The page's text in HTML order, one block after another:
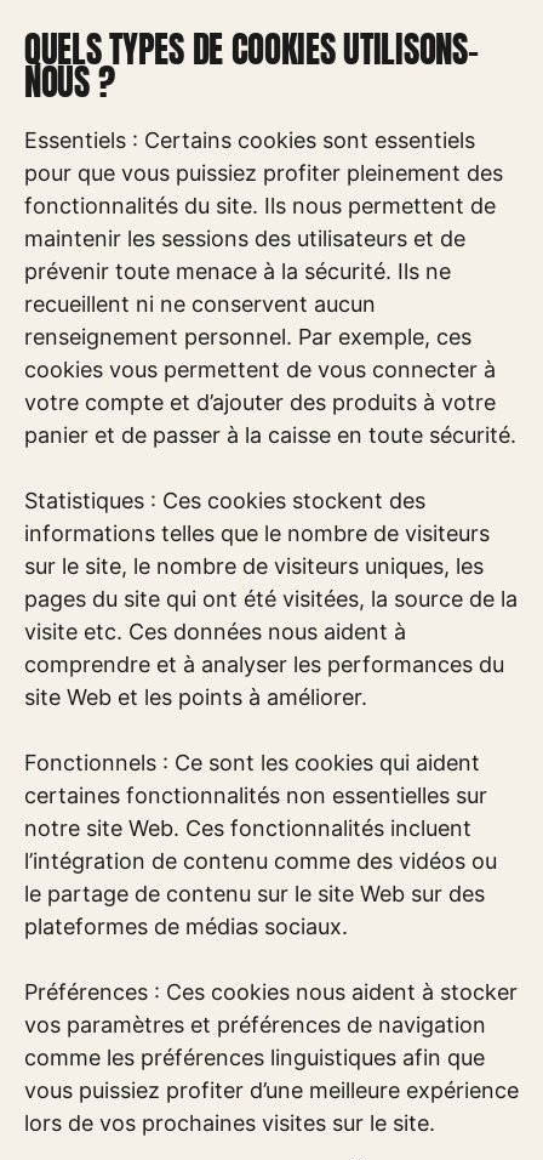
QUELS TYPES DE COOKIES UTILISONS-
NOUS ?
Essentiels : Certains cookies sont essentiels
pour que vous puissiez profiter pleinement des
fonctionnalités du site. Ils nous permettent de
maintenir les sessions des utilisateurs et de
prévenir toute menace à la sécurité. Ils ne
recueillent ni ne conservent aucun
renseignement personnel. Par exemple, ces
cookies vous permettent de vous connecter à
votre compte et d’ajouter des produits à votre
panier et de passer à la caisse en toute sécurité.
Statistiques : Ces cookies stockent des
informations telles que le nombre de visiteurs
sur le site, le nombre de visiteurs uniques, les
pages du site qui ont été visitées, la source de la
visite etc. Ces données nous aident à
comprendre et à analyser les performances du
site Web et les points à améliorer.
Fonctionnels : Ce sont les cookies qui aident
certaines fonctionnalités non essentielles sur
notre site Web. Ces fonctionnalités incluent
l’intégration de contenu comme des vidéos ou
le partage de contenu sur le site Web sur des
plateformes de médias sociaux.
Préférences : Ces cookies nous aident à stocker
vos paramètres et préférences de navigation
comme les préférences linguistiques afin que
vous puissiez profiter d’une meilleure expérience
lors de vos prochaines visites sur le site.